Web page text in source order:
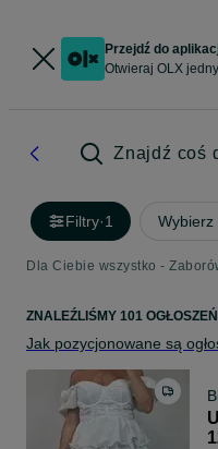
Przejdź do
Otwieraj OLX
Znajdź coś
Filtry·1 Wybierz
Dla Ciebie wszystko -
ZNALEŹLIŚMY 101 OGŁOSZEŃ
Jak pozycjonowane są